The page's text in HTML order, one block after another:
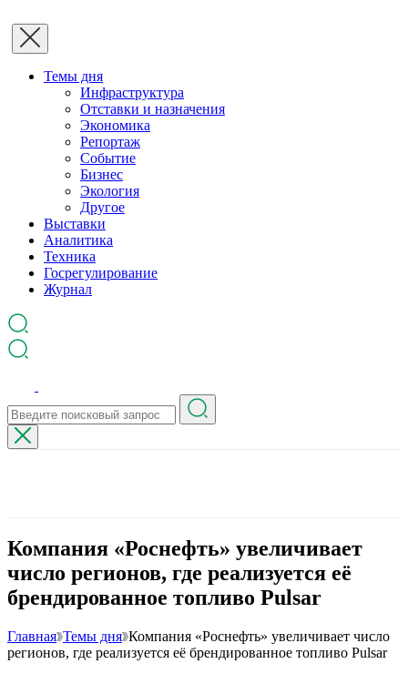
Темы дня
Инфраструктура
Отставки и назначения
Экономика
Репортаж
Событие
Бизнес
Экология
Другое
Выставки
Аналитика
Техника
Госрегулирование
Журнал
Компания «Роснефть» увеличивает
число регионов, где реализуется её
брендированное топливо Pulsar
Главная Темы дня Компания «Роснефть» увеличивает число
регионов, где реализуется её брендированное топливо Pulsar